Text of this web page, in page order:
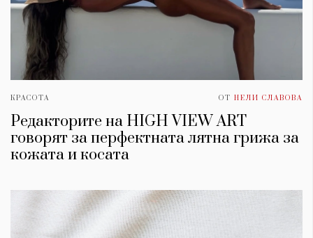
КРАСОТА ОТ НЕЛИ СЛАВОВА
Редакторите на HIGH VIEW ART
говорят за перфектната лятна грижа за
кожата и косата